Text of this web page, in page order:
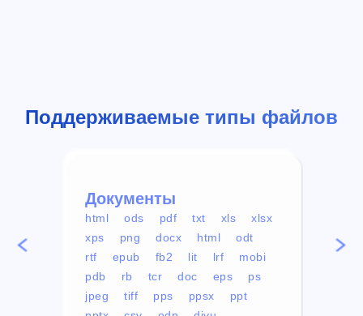
Поддерживаемые типы файлов
Документы
html ods pdf txt xls
xlsx
xps
png docx html
odt
rtf
epub fb2 lit lrf
mobi
pdb
rb tcr doc eps
ps
jpeg
tiff pps ppsx
ppt
mp4